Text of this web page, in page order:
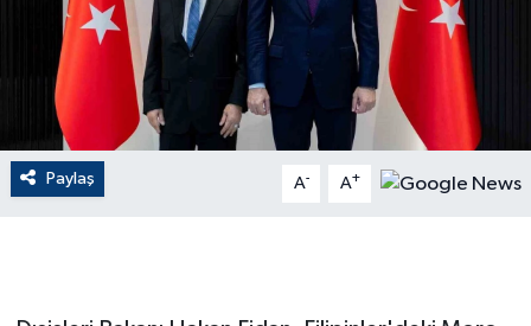
Paylaş A- A+
EĞİTİM
EKONOMİ
English News